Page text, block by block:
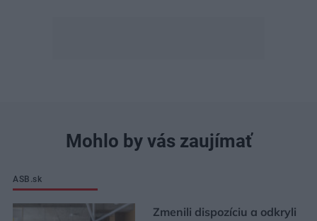
Mohlo by vás zaujímať
ASB.sk
Zmenili dispozíciu a odkryli